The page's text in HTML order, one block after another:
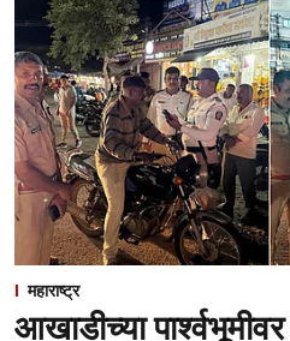
महाराष्ट्र
आखाडीच्या